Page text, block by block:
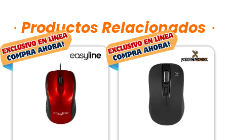
Productos Relacionados
El
precio
original
era:
$98.00.
El
precio
El
precio
original
era:
$202.00.
El